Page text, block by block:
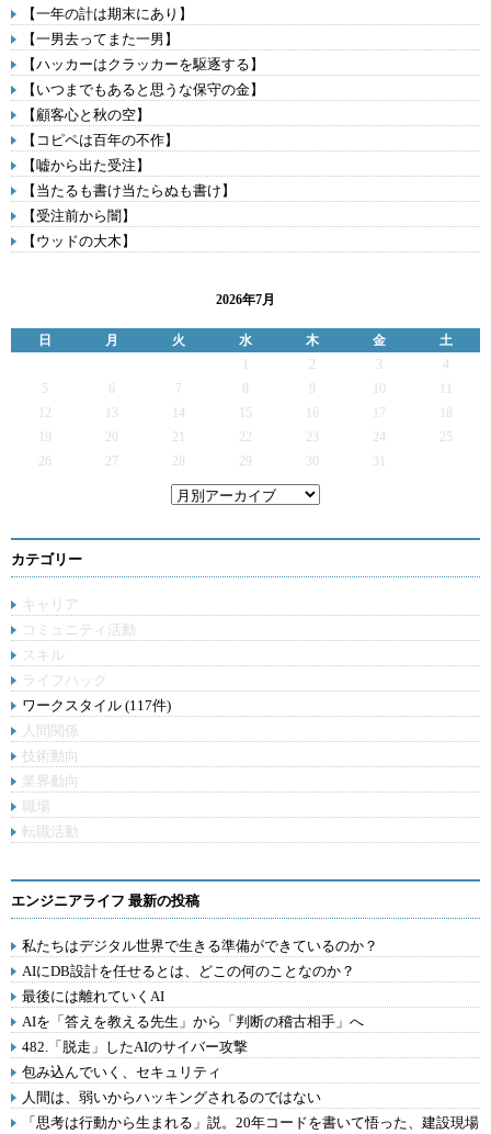
【一年の計は期末にあり】
【一男去ってまた一男】
【ハッカーはクラッカーを駆逐する】
【いつまでもあると思うな保守の金】
【顧客心と秋の空】
【コピペは百年の不作】
【嘘から出た受注】
【当たるも書け当たらぬも書け】
【受注前から闇】
【ウッドの大木】
2026年7月
日 月 火 水 木 金
土
2 3
4
5
6 7 9
12
13 14 15 16 17
19
20 21 22 23 24
25
26
27 28 29 30 31
カテゴリー
キャリア
コミュニティ活動
スキル
ライフハック
ワークスタイル (117件)
人間関係
技術動向
業界動向
職場
転職活動
エンジニアライフ 最新の投稿
私たちはデジタル世界で生きる準備ができているのか？
AIにDB設計を任せるとは、どこの何のことなのか？
最後には離れていくAI
AIを「答えを教える先生」から「判断の稽古相手」へ
482.「脱走」したAIのサイバー攻撃
包み込んでいく、セキュリティ
人間は、弱いからハッキングされるのではない
「思考は行動から生まれる」説。20年コードを書いて悟った、建設現場